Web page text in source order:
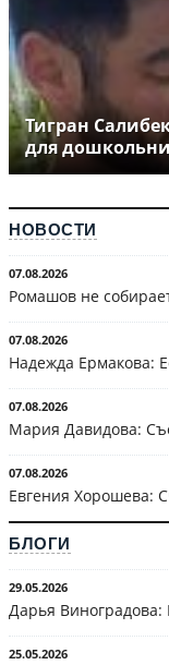
Тигран
для
НОВОСТИ
07.08.2026
Ромашов не
07.08.2026
Надежда Ермакова:
07.08.2026
Мария Давидова:
07.08.2026
Евгения Хорошева:
БЛОГИ
29.05.2026
Дарья
25.05.2026